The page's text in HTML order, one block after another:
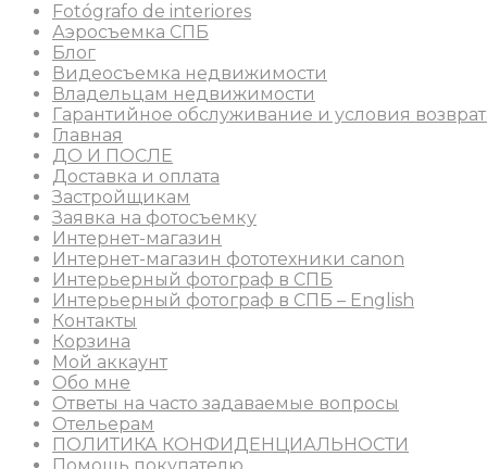
Fotógrafo de interiores
Аэросъемка СПБ
Блог
Видеосъемка недвижимости
Владельцам недвижимости
Гарантийное обслуживание и условия
Главная
ДО И ПОСЛЕ
Доставка и оплата
Застройщикам
Заявка на фотосъемку
Интернет-магазин
Интернет-магазин фототехники canon
Интерьерный фотограф в СПБ
Интерьерный фотограф в СПБ – English
Контакты
Корзина
Мой аккаунт
Обо мне
Ответы на часто задаваемые вопросы
Отельерам
ПОЛИТИКА КОНФИДЕНЦИАЛЬНОСТИ